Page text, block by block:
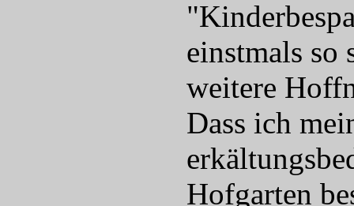
einstmals so
weitere
Dass ich
Hofgarten